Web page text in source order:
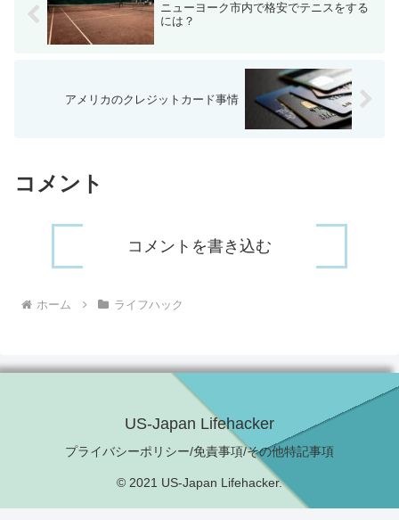
ニューヨーク市内で格安でテニスをする
には？
アメリカのクレジットカード事情
コメント
コメントを書き込む
ホーム ライフハック
US-Japan Lifehacker
プライバシーポリシー/免責事項/その他特記事項
© 2021 US-Japan Lifehacker.